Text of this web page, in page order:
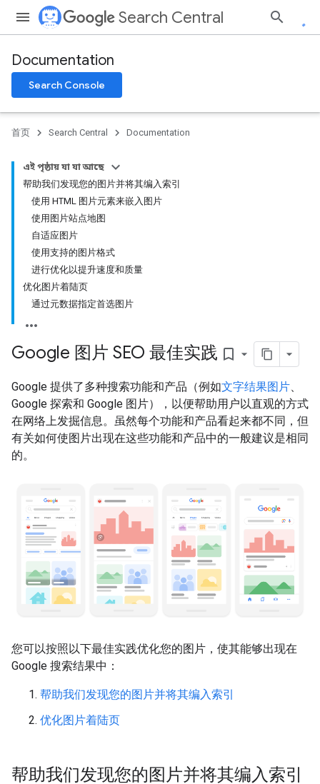
Search Central
Documentation
Search Console
首页 Search Central Documentation
এই পৃষ্ঠায় যা যা আছে
帮助我们发现您的图片并将其编入索引
使用 HTML 图片元素来嵌入图片
使用图片站点地图
自适应图片
使用支持的图片格式
进行优化以提升速度和质量
优化图片着陆页
通过元数据指定首选图片
Google 图片 SEO 最佳实践 bookmark_border
Google 提供了多种搜索功能和产品（例如文字结果图片、
Google 探索和 Google 图片），以便帮助用户以直观的方式
在网络上发掘信息。虽然每个功能和产品看起来都不同，但
有关如何使图片出现在这些功能和产品中的一般建议是相同
的。
您可以按照以下最佳实践优化您的图片，使其能够出现在
Google 搜索结果中：
帮助我们发现您的图片并将其编入索引
优化图片着陆页
帮助我们发现您的图片并将其编入索引